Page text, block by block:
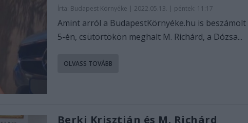
Írta: Budapest Környéke | 2022.05.13. | péntek: 11:17
Amint arról a BudapestKörnyéke.hu is beszámolt
5-én, csütörtökön meghalt M. Richárd, a Dózsa...
OLVASS TOVÁBB
Berki Krisztián és M. Richárd